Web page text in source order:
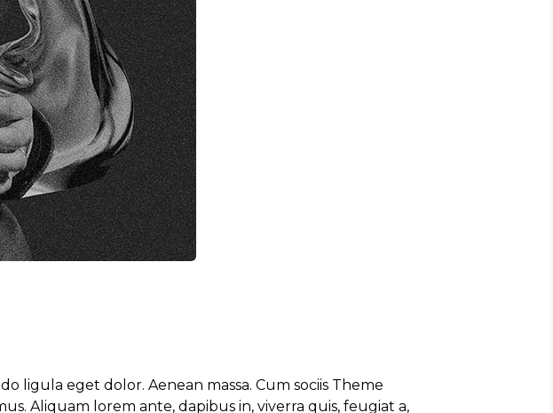
ligula eget dolor. Aenean massa. Cum sociis Theme
Aliquam lorem ante, dapibus in, viverra quis, feugiat a,